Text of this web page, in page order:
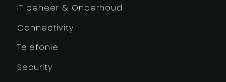
IT beheer & Onderhoud
Connectivity
Telefonie
Security